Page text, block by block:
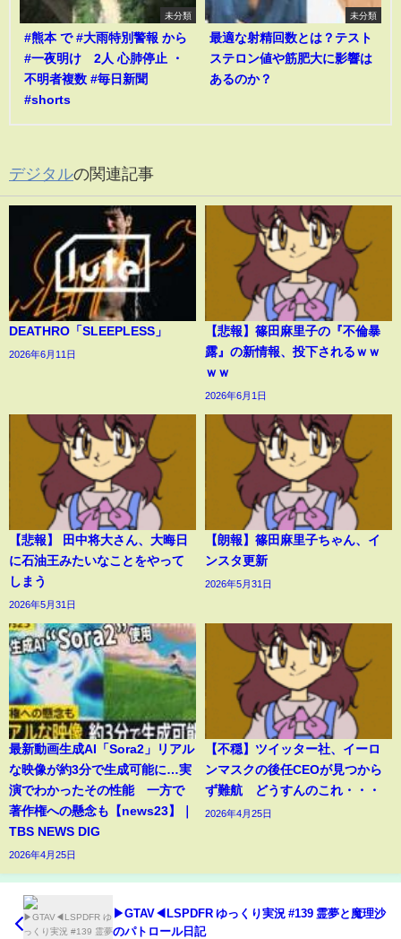
未分類
#熊本 で #大雨特別警報 から
#一夜明け 2人 心肺停止 ・
不明者複数 #毎日新聞
#shorts
未分類
最適な射精回数とは？テスト
ステロン値や筋肥大に影響は
あるのか？
デジタルの関連記事
DEATHRO「SLEEPLESS」
2026年6月11日
【悲報】篠田麻里子の『不倫暴
露』の新情報、投下されるｗｗ
ｗｗ
2026年6月1日
【悲報】 田中将大さん、大晦日
に石油王みたいなことをやって
しまう
2026年5月31日
【朗報】篠田麻里子ちゃん、イ
ンスタ更新
2026年5月31日
最新動画生成AI「Sora2」リアル
な映像が約3分で生成可能に…実
演でわかったその性能 一方で
著作権への懸念も【news23】｜
TBS NEWS DIG
2026年4月25日
【不穏】ツイッター社、イーロ
ンマスクの後任CEOが見つから
ず難航 どうすんのこれ・・・
2026年4月25日
▶GTAV◀LSPDFR ゆっくり実況 #139 霊夢と魔理沙
のパトロール日記